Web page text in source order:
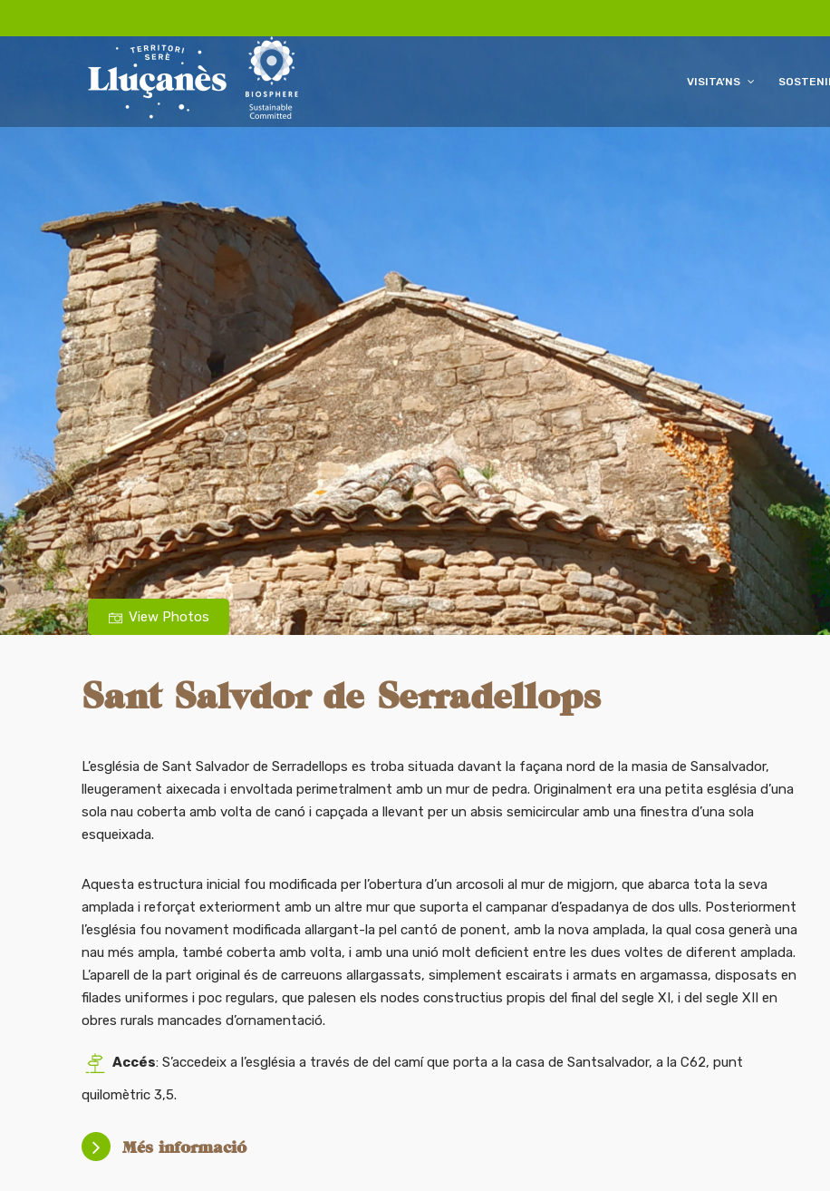
VISITA’NS
View Photos
Sant Salvdor de Serradellops
L’església de Sant Salvador de Serradellops es troba situada davant la façana nord de la masia de Sansalvador,
lleugerament aixecada i envoltada perimetralment amb un mur de pedra. Originalment era una petita església d’una
sola nau coberta amb volta de canó i capçada a llevant per un absis semicircular amb una finestra d’una sola
esqueixada.
Aquesta estructura inicial fou modificada per l’obertura d’un arcosoli al mur de migjorn, que abarca tota la seva
amplada i reforçat exteriorment amb un altre mur que suporta el campanar d’espadanya de dos ulls. Posteriorment
l’església fou novament modificada allargant-la pel cantó de ponent, amb la nova amplada, la qual cosa generà una
nau més ampla, també coberta amb volta, i amb una unió molt deficient entre les dues voltes de diferent amplada.
L’aparell de la part original és de carreuons allargassats, simplement escairats i armats en argamassa, disposats en
filades uniformes i poc regulars, que palesen els nodes constructius propis del final del segle XI, i del segle XII en
obres rurals mancades d’ornamentació.
Accés: S’accedeix a l’església a través de del camí que porta a la casa de Santsalvador, a la C62, punt
quilomètric 3,5.
Més informació